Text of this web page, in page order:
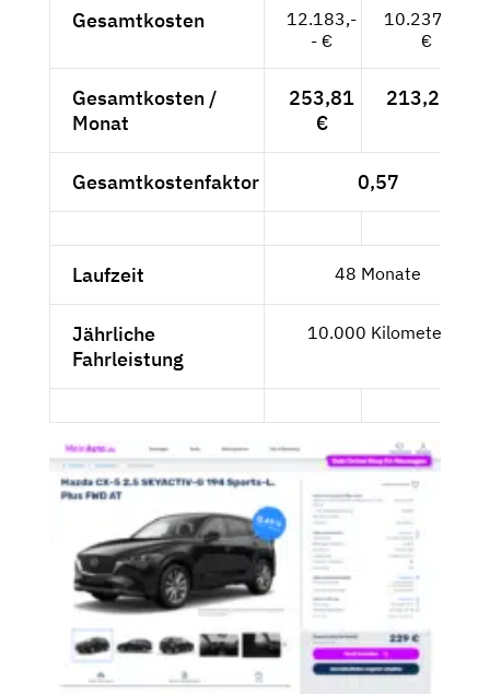
Gesamtkosten
12.183,-
- €
10.237,82
€
Gesamtkosten /
Monat
253,81
€
213,29 €
Gesamtkostenfaktor 0,57
Laufzeit 48 Monate
Jährliche
Fahrleistung
10.000 Kilometer